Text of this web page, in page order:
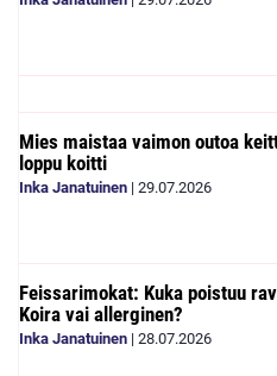
Mies maistaa vaimon outoa
loppu koitti
Inka Janatuinen | 29.07.2026
Feissarimokat: Kuka poistuu
Koira vai allerginen?
Inka Janatuinen | 28.07.2026